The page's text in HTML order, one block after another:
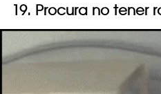
19. Procura no tener